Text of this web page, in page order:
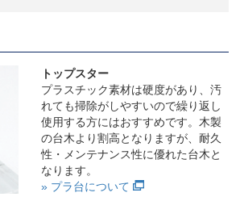
トップスター
プラスチック素材は硬度があり、汚
れても掃除がしやすいので繰り返し
使用する方にはおすすめです。木製
の台木より割高となりますが、耐久
性・メンテナンス性に優れた台木と
なります。
» プラ台について